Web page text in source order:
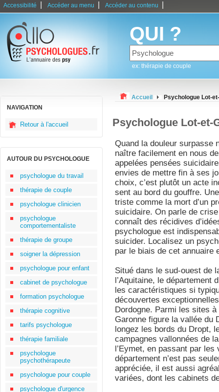
Accessibilité Accéder au menu Accéder au contenu
QUI ?
ex: thérapie de couple
NAVIGATION
Retour à l'accueil
AUTOUR DU PSYCHOLOGUE
psychologue du travail
thérapie de couple
psychologue clinicien
psychologue
comportementaliste
thérapie de groupe
soigner la dépression
psychologue pour enfant
cabinet de psychologue
formation psychologue
thérapie cognitive
tarifs psychologue
thérapie familiale
psychologue
psychothérapeute
psychologue pour couple
psychologue d'urgence
Accueil Psychologue Lot-
Psychologue Lot-et-
Quand la douleur surpasse
naître facilement en nous
appelées pensées
envies de mettre fin à ses
choix, c’est plutôt un acte
sent au bord du gouffre.
triste comme la mort d’un
suicidaire. On parle de
connaît des récidives
psychologue est
suicider. Localisez un
par le biais de cet annuaire
Situé dans le sud-ouest de
l’Aquitaine, le département
les caractéristiques si
découvertes
Dordogne. Parmi les sites
Garonne figure la vallée du
longez les bords du Dropt,
campagnes vallonnées de
l’Eymet, en passant par
département n’est pas
appréciée, il est aussi
variées, dont les cabinets